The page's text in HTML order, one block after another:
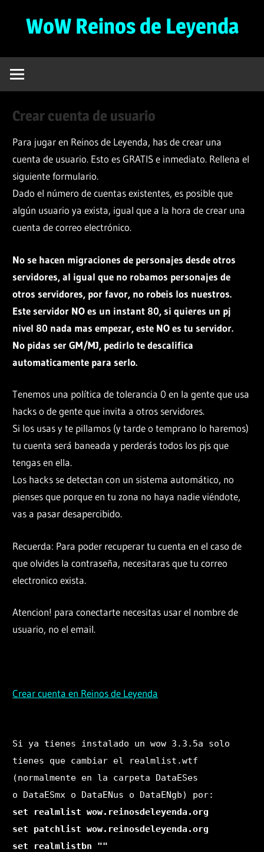
WoW Reinos de Leyenda
Privado
Gratuito
–
Crear cuenta de usuario
Para jugar en Reinos de Leyenda, has de crear una
cuenta de usuario. Esto es GRATIS e inmediato. Rellena el
siguiente formulario.
Dado el número de cuentas existentes, es posible que
algún usuario ya exista, igual que a la hora de crear una
cuenta de correo electrónico.
No se hacen migraciones de personajes desde otros
servidores, al igual que no robamos personajes de
otros servidores, por favor, no robeis los nuestros.
Este servidor NO es un instant 80, si quieres un pj
nivel 80 nada mas empezar, este NO es tu servidor.
No pidas ser GM/MJ, pedirlo te descalifica
automaticamente para serlo.
Tenemos una política de tolerancia 0 en la gente que usa
hacks o de gente que invita a otros servidores.
Si los usas y te pillamos (y tarde o temprano lo haremos)
tu cuenta será baneada y perderás todos los pjs que
tengas en ella.
Los hacks se detectan con un sistema automático, no
pienses que porque en tu zona no haya nadie viéndote,
vas a pasar desapercibido.
Recuerda: Para poder recuperar tu cuenta en el caso de
que olvides la contraseña, necesitaras que tu correo
electronico exista.
Atencion! para conectarte necesitas usar el nombre de
usuario, no el email.
Crear cuenta en Reinos de Leyenda
Si ya tienes instalado un wow 3.3.5a solo
tienes que cambiar el realmlist.wtf
(normalmente en la carpeta DataESes
o DataESmx o DataENus o DataENgb) por:
set realmlist wow.reinosdeleyenda.org
set patchlist wow.reinosdeleyenda.org
set realmlistbn ""